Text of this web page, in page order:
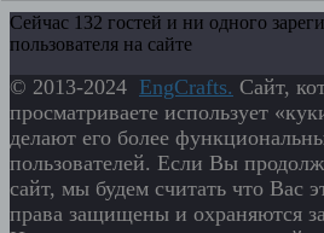
Сейчас 132 гостей и ни одного
пользователя на сайте
© 2013-2024 EngСrafts. Сайт,
просматриваете использует
делают его более
пользователей. Если Вы
сайт, мы будем считать что Вас
права защищены и охраняются